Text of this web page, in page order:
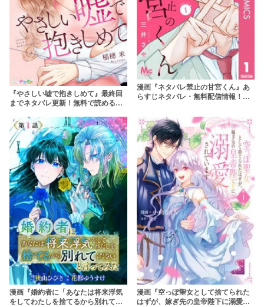
『やさしい嘘で抱きしめて』最終回
までネタバレ更新！無料で読める？
漫画『ネタバレ禁止の甘宮くん』あ
らすじネタバレ・無料配信情報！
漫画『婚約者に「あなたは将来浮気
をしてわたしを捨てるから別れてく
漫画『空っぽ聖女として捨てられた
はずが、嫁ぎ先の皇帝陛下に溺愛さ